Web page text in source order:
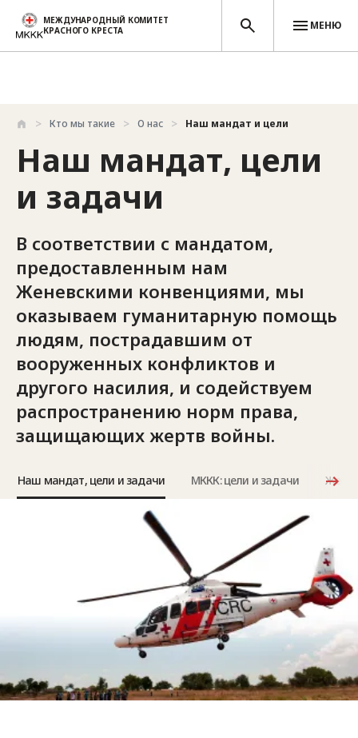
Перейти к основному содержанию
МЕЖДУНАРОДНЫЙ КОМИТЕТ
КРАСНОГО КРЕСТА
МЕНЮ
Кто мы такие О нас Наш мандат и цели
Наш мандат, цели
и задачи
В соответствии с мандатом,
предоставленным нам
Женевскими конвенциями, мы
оказываем гуманитарную помощь
людям, пострадавшим от
вооруженных конфликтов и
другого насилия, и содействуем
распространению норм права,
защищающих жертв войны.
Наш мандат, цели и задачи МККК: цели и задачи